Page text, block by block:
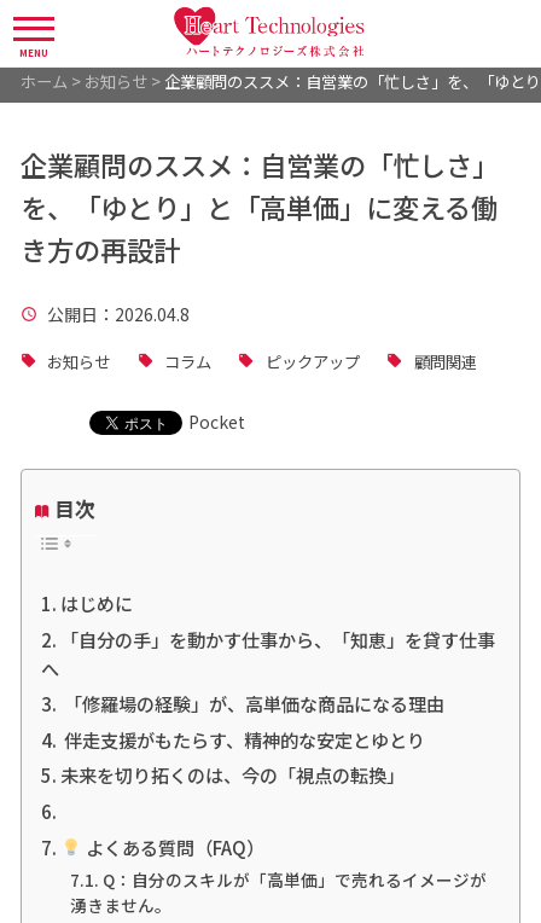
MENU
ホーム > お知らせ> 企業顧問のススメ：自営業の「忙しさ」を、「ゆと
企業顧問のススメ：自営業の「忙しさ」
を、「ゆとり」と「高単価」に変える働
き方の再設計
公開日 ：2026.04.8
お知らせ コラム ピックアップ 顧問関連
Pocket
目次
はじめに
「自分の手」を動かす仕事から、「知恵」を貸す仕事
へ
「修羅場の経験」が、高単価な商品になる理由
伴走支援がもたらす、精神的な安定とゆとり
未来を切り拓くのは、今の「視点の転換」
よくある質問（FAQ）
Q：自分のスキルが「高単価」で売れるイメージが
湧きません。